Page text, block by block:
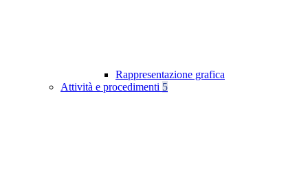
Rappresentazione grafica
Attività e procedimenti 5